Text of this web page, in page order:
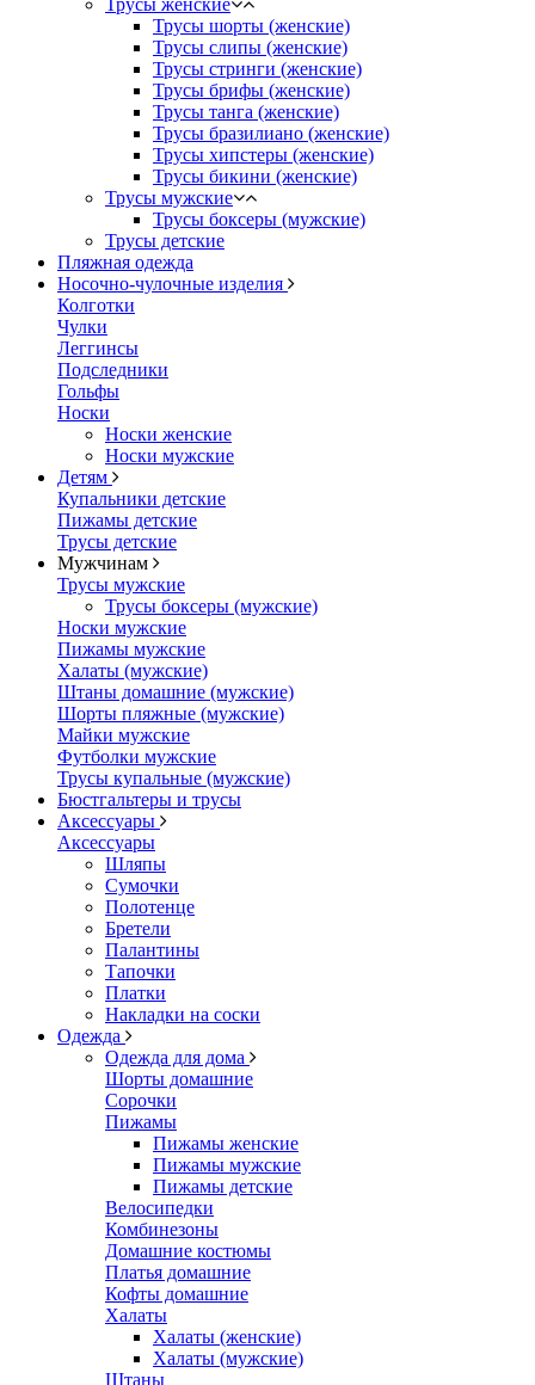
Трусы женские
Трусы шорты (женские)
Трусы слипы (женские)
Трусы стринги (женские)
Трусы брифы (женские)
Трусы танга (женские)
Трусы бразилиано (женские)
Трусы хипстеры (женские)
Трусы бикини (женские)
Трусы мужские
Трусы боксеры (мужские)
Трусы детские
Пляжная одежда
Носочно-чулочные изделия
Колготки
Чулки
Леггинсы
Подследники
Гольфы
Носки
Носки женские
Носки мужские
Детям
Купальники детские
Пижамы детские
Трусы детские
Мужчинам
Трусы мужские
Трусы боксеры (мужские)
Носки мужские
Пижамы мужские
Халаты (мужские)
Штаны домашние (мужские)
Шорты пляжные (мужские)
Майки мужские
Футболки мужские
Трусы купальные (мужские)
Бюстгальтеры и трусы
Аксессуары
Аксессуары
Шляпы
Сумочки
Полотенце
Бретели
Палантины
Тапочки
Платки
Накладки на соски
Одежда
Одежда для дома
Шорты домашние
Сорочки
Пижамы
Пижамы женские
Пижамы мужские
Пижамы детские
Велосипедки
Комбинезоны
Домашние костюмы
Платья домашние
Кофты домашние
Халаты
Халаты (женские)
Халаты (мужские)
Штаны